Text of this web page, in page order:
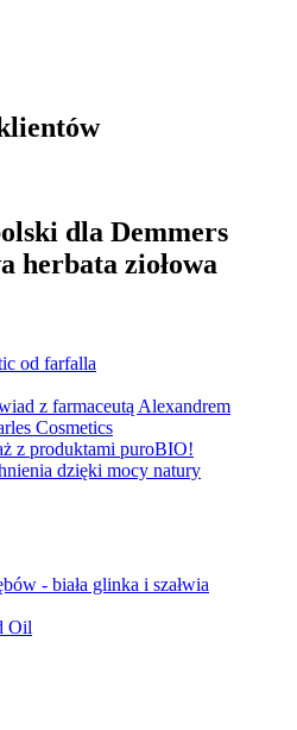
dla Demmers
herbata ziołowa
od farfalla
z farmaceutą Alexandrem
Cosmetics
z produktami puroBIO!
dzięki mocy natury
- biała glinka i szałwia
Oil